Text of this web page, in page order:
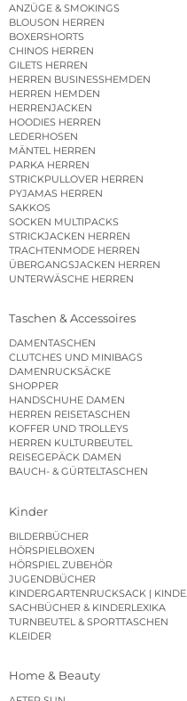
ANZÜGE & SMOKINGS
BLOUSON HERREN
BOXERSHORTS
CHINOS HERREN
GILETS HERREN
HERREN BUSINESSHEMDEN
HERREN HEMDEN
HERRENJACKEN
HOODIES HERREN
LEDERHOSEN
MÄNTEL HERREN
PARKA HERREN
STRICKPULLOVER HERREN
PYJAMAS HERREN
SAKKOS
SOCKEN MULTIPACKS
STRICKJACKEN HERREN
TRACHTENMODE HERREN
ÜBERGANGSJACKEN HERREN
UNTERWÄSCHE HERREN
Taschen & Accessoires
DAMENTASCHEN
CLUTCHES UND MINIBAGS
DAMENRUCKSÄCKE
SHOPPER
HANDSCHUHE DAMEN
HERREN REISETASCHEN
KOFFER UND TROLLEYS
HERREN KULTURBEUTEL
REISEGEPÄCK DAMEN
BAUCH- & GÜRTELTASCHEN
Kinder
BILDERBÜCHER
HÖRSPIELBOXEN
HÖRSPIEL ZUBEHÖR
JUGENDBÜCHER
SACHBÜCHER & KINDERLEXIKA
TURNBEUTEL & SPORTTASCHEN
KLEIDER
Home & Beauty